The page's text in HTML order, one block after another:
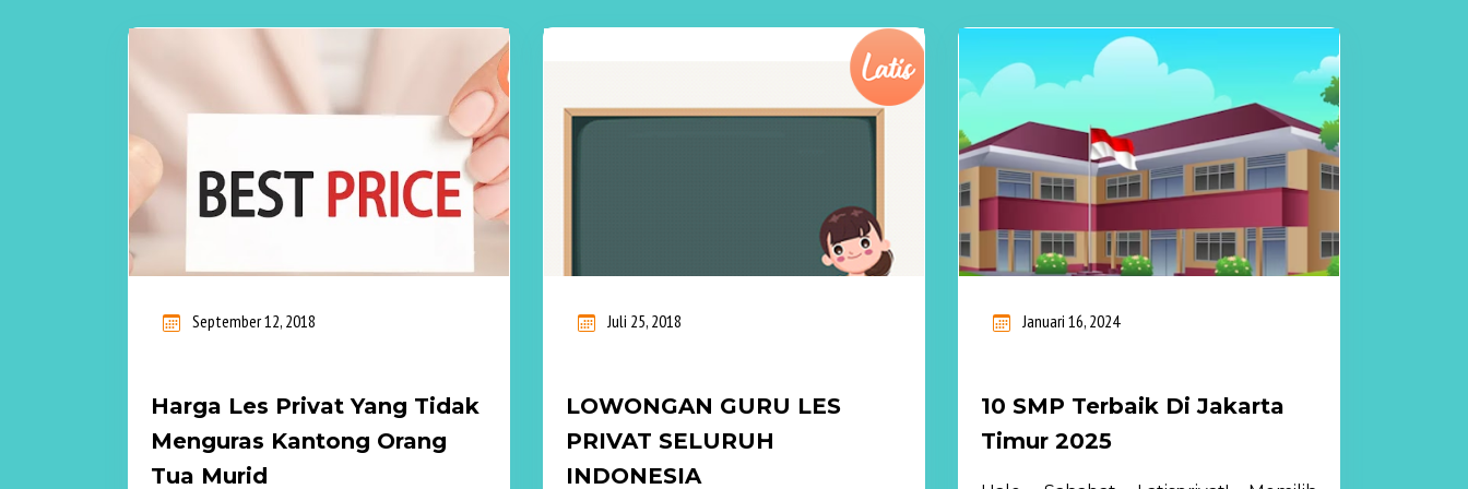
September 12, 2018
Harga Les Privat Yang Tidak
Menguras Kantong Orang
Tua Murid
Juli 25, 2018
LOWONGAN GURU LES
PRIVAT SELURUH
INDONESIA
Januari 16, 2024
10 SMP Terbaik Di Jakarta
Timur 2025